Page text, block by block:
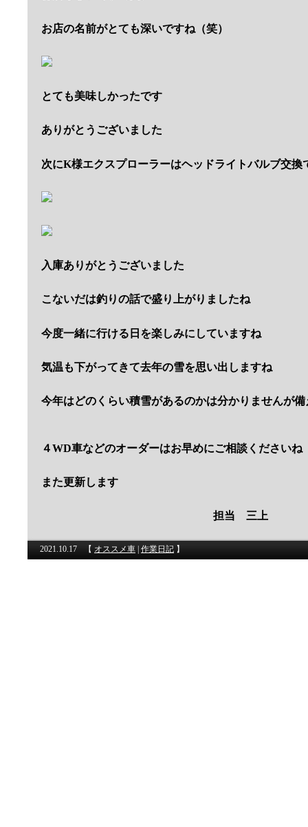
お店の名前がとても深いですね（笑）
とても美味しかったです
ありがとうございました
次にK様エクスプローラーはヘッドライトバルブ交換
入庫ありがとうございました
こないだは釣りの話で盛り上がりましたね
今度一緒に行ける日を楽しみにしていますね
気温も下がってきて去年の雪を思い出しますね
今年はどのくらい積雪があるのかは分かりませんが
４WD車などのオーダーはお早めにご相談くださいね
また更新します
担当 三上
2021.10.17 【 オススメ車 作業日記 】